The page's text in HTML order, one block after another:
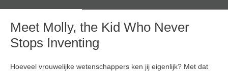
Meet Molly, the Kid Who Never
Stops Inventing
Hoeveel vrouwelijke wetenschappers ken jij eigenlijk? Met dat